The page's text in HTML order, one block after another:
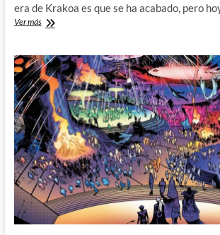
era de Krakoa es que se ha acabado, pero
Ver másX-
–
Adiós
a
Krakoa
y
hola
a
la
nueva
era
de
los
Mutantes